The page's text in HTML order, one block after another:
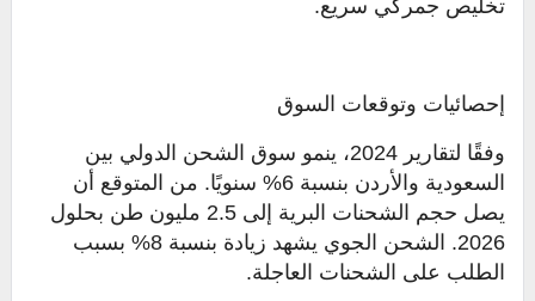
تخليص جمركي سريع.
إحصائيات وتوقعات السوق
وفقًا لتقارير 2024، ينمو سوق الشحن الدولي بين
السعودية والأردن بنسبة 6% سنويًا. من المتوقع أن
يصل حجم الشحنات البرية إلى 2.5 مليون طن بحلول
2026. الشحن الجوي يشهد زيادة بنسبة 8% بسبب
الطلب على الشحنات العاجلة.